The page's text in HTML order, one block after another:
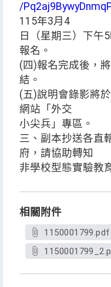
/
115年3月4
日（星期三）下午
報名。
(四)報名完成後，
結。
(五)說明會錄影將
網站「外交
小尖兵」專區。
三、副本抄送各直
府，請協助轉知
非學校型態實驗教
相關附件
1150001799.pdf